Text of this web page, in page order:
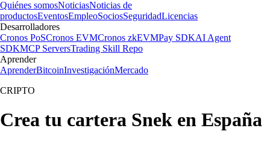
Quiénes somosNoticiasNoticias de
productosEventosEmpleoSociosSeguridadLicencias
Desarrolladores
Cronos PoSCronos EVMCronos zkEVMPay SDKAI Agent
SDKMCP ServersTrading Skill Repo
Aprender
AprenderBitcoinInvestigaciónMercado
CRIPTO
Crea tu cartera Snek en España